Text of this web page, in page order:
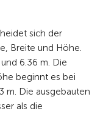
sich der
Breite und Höhe.
6.36 m. Die
beginnt es bei
m. Die ausgebauten
als die